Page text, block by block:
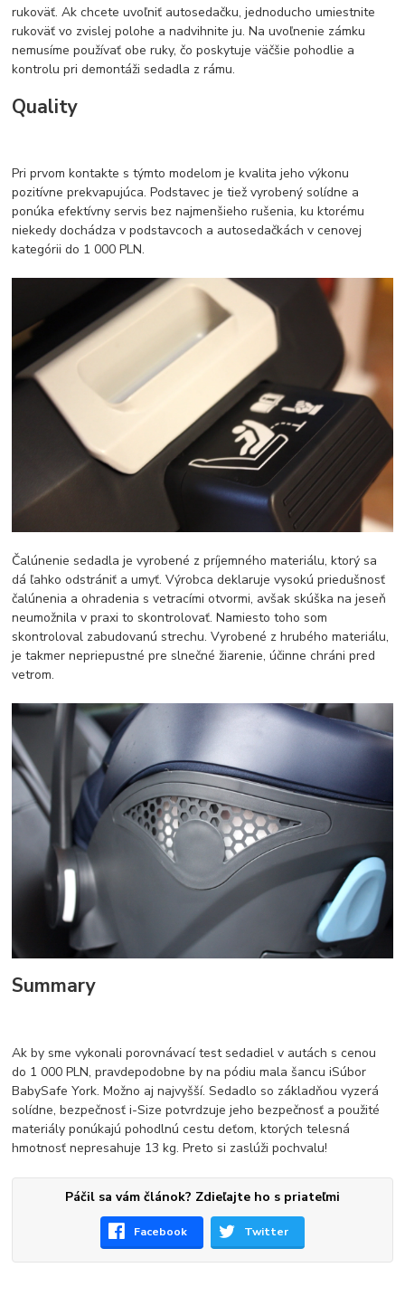
rukoväť. Ak chcete uvoľniť autosedačku, jednoducho umiestnite
rukoväť vo zvislej polohe a nadvihnite ju. Na uvoľnenie zámku
nemusíme používať obe ruky, čo poskytuje väčšie pohodlie a
kontrolu pri demontáži sedadla z rámu.
Quality
Pri prvom kontakte s týmto modelom je kvalita jeho výkonu
pozitívne prekvapujúca. Podstavec je tiež vyrobený solídne a
ponúka efektívny servis bez najmenšieho rušenia, ku ktorému
niekedy dochádza v podstavcoch a autosedačkách v cenovej
kategórii do 1 000 PLN.
Čalúnenie sedadla je vyrobené z príjemného materiálu, ktorý sa
dá ľahko odstrániť a umyť. Výrobca deklaruje vysokú priedušnosť
čalúnenia a ohradenia s vetracími otvormi, avšak skúška na jeseň
neumožnila v praxi to skontrolovať. Namiesto toho som
skontroloval zabudovanú strechu. Vyrobené z hrubého materiálu,
je takmer nepriepustné pre slnečné žiarenie, účinne chráni pred
vetrom.
Summary
Ak by sme vykonali porovnávací test sedadiel v autách s cenou
do 1 000 PLN, pravdepodobne by na pódiu mala šancu iSúbor
BabySafe York. Možno aj najvyšší. Sedadlo so základňou vyzerá
solídne, bezpečnosť i-Size potvrdzuje jeho bezpečnosť a použité
materiály ponúkajú pohodlnú cestu deťom, ktorých telesná
hmotnosť nepresahuje 13 kg. Preto si zaslúži pochvalu!
Páčil sa vám článok? Zdieľajte ho s priateľmi
Facebook Twitter